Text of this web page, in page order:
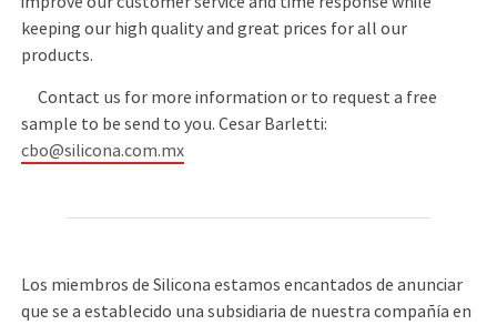
keeping our high quality and great prices for all our
products.
Contact us for more information or to request a free
sample to be send to you. Cesar Barletti:
cbo@silicona.com.mx
Los miembros de Silicona estamos encantados de anunciar
que se a establecido una subsidiaria de nuestra compañía en